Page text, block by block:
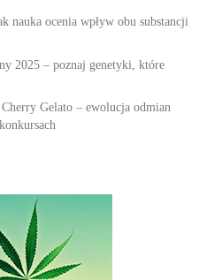
nauka ocenia wpływ obu substancji
2025 – poznaj genetyki, które
Gelato – ewolucja odmian